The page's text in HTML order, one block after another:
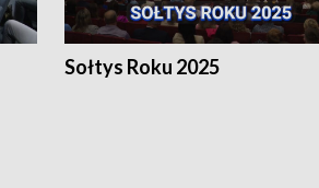
Sołtys Roku 2025